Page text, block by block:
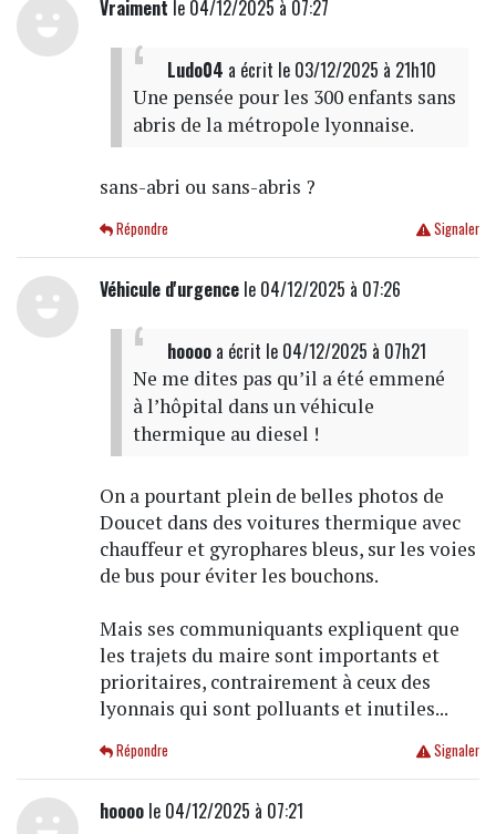
Vraiment le 04/12/2025 à 07:27
Ludo04 a écrit le 03/12/2025 à 21h10
Une pensée pour les 300 enfants sans
abris de la métropole lyonnaise.
sans-abri ou sans-abris ?
Signaler
Répondre
Véhicule d'urgencele 04/12/2025 à 07:26
hooooa écrit le 04/12/2025 à 07h21
Ne me dites pas qu’il a été emmené
à l’hôpital dans un véhicule
thermique au diesel !
On a pourtant plein de belles photos de
Doucet dans des voitures thermique avec
chauffeur et gyrophares bleus, sur les voies
de bus pour éviter les bouchons.
Mais ses communiquants expliquent que
les trajets du maire sont importants et
prioritaires, contrairement à ceux des
lyonnais qui sont polluants et inutiles...
Signaler
Répondre
hoooole 04/12/2025 à 07:21